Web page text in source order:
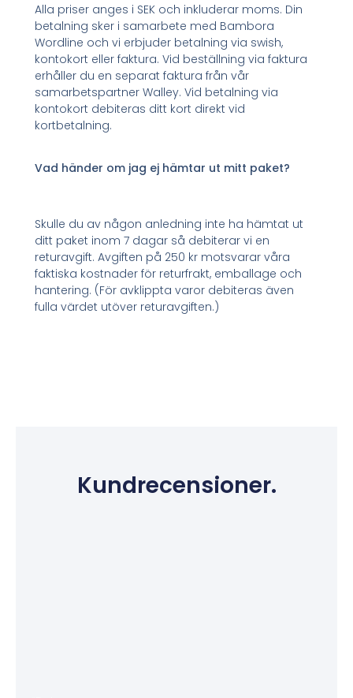
Alla priser anges i SEK och inkluderar moms. Din
betalning sker i samarbete med Bambora
Wordline och vi erbjuder betalning via swish,
kontokort eller faktura. Vid beställning via faktura
erhåller du en separat faktura från vår
samarbetspartner Walley. Vid betalning via
kontokort debiteras ditt kort direkt vid
kortbetalning.
Vad händer om jag ej hämtar ut mitt paket?
Skulle du av någon anledning inte ha hämtat ut
ditt paket inom 7 dagar så debiterar vi en
returavgift. Avgiften på 250 kr motsvarar våra
faktiska kostnader för returfrakt, emballage och
hantering. (För avklippta varor debiteras även
fulla värdet utöver returavgiften.)
Kundrecensioner.